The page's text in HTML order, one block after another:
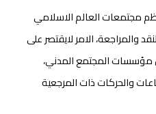
العالم الاسلامي
الامر لايقتصر على
مؤسسات المجتمع المدني،
والحركات ذات المرجعية